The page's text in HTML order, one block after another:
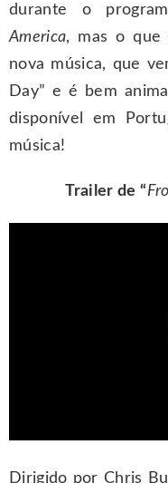
durante o
America, mas o que
nova música, que
Day” e é bem
disponível em
música!
Trailer de “
Dirigido por Chris